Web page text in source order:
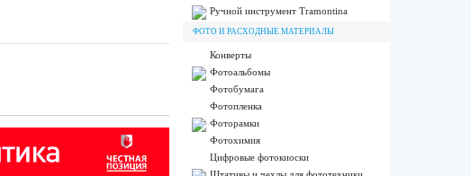
Ручной инструмент Tramontina
ФОТО И РАСХОДНЫЕ МАТЕРИАЛЫ
Конверты
Фотоальбомы
Фотобумага
Фотопленка
Фоторамки
Фотохимия
Цифровые фотокиоски